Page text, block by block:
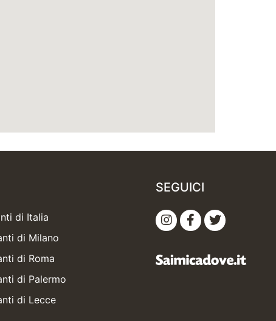
di Italia
di Milano
di Roma
di Palermo
di Lecce
SEGUICI